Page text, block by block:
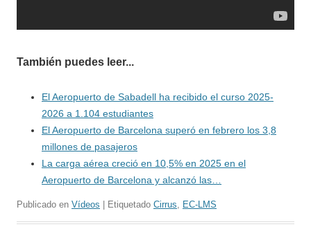
También puedes leer...
El Aeropuerto de Sabadell ha recibido el curso 2025-
2026 a 1.104 estudiantes
El Aeropuerto de Barcelona superó en febrero los 3,8
millones de pasajeros
La carga aérea creció en 10,5% en 2025 en el
Aeropuerto de Barcelona y alcanzó las…
Publicado en Vídeos | Etiquetado Cirrus EC-LMS